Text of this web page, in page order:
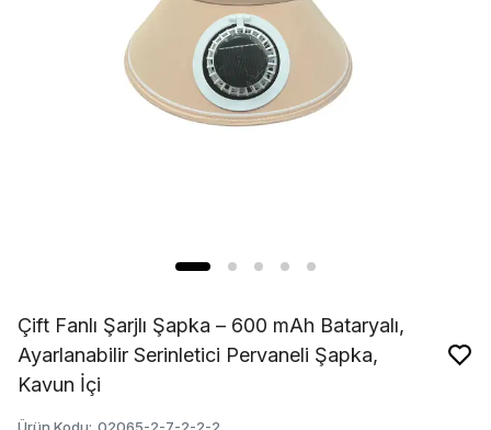
Çift Fanlı Şarjlı Şapka – 600 mAh Bataryalı,
Ayarlanabilir Serinletici Pervaneli Şapka,
Kavun İçi